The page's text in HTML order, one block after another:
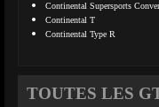
Continental Supersports
Continental T
Continental Type R
TOUTES LES